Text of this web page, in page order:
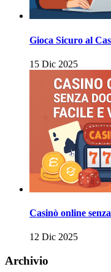
Gioca Sicuro al
15 Dic 2025
Casinò online
12 Dic 2025
Archivio